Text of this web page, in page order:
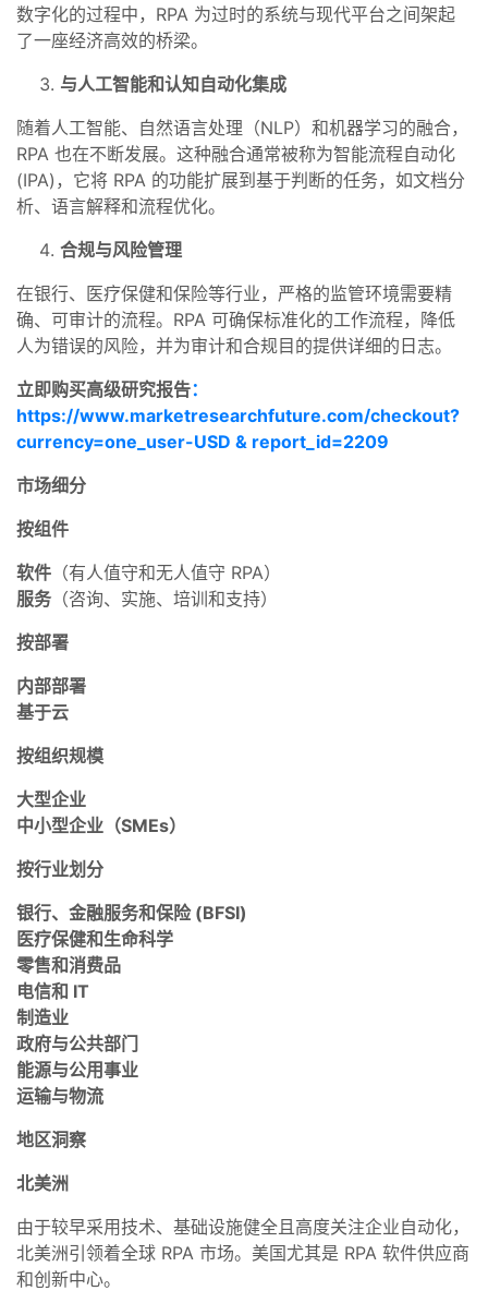
数字化的过程中，RPA 为过时的系统与现代平台之间架起
了一座经济高效的桥梁。
与人工智能和认知自动化集成
随着人工智能、自然语言处理（NLP）和机器学习的融合，
RPA 也在不断发展。这种融合通常被称为智能流程自动化
(IPA)，它将 RPA 的功能扩展到基于判断的任务，如文档分
析、语言解释和流程优化。
合规与风险管理
在银行、医疗保健和保险等行业，严格的监管环境需要精
确、可审计的流程。RPA 可确保标准化的工作流程，降低
人为错误的风险，并为审计和合规目的提供详细的日志。
立即购买高级研究报告：
https://www.marketresearchfuture.com/checkout?
currency=one_user-USD & report_id=2209
市场细分
按组件
软件 （有人值守和无人值守 RPA）
服务 （咨询、实施、培训和支持）
按部署
内部部署
基于云
按组织规模
大型企业
中小型企业（SMEs）
按行业划分
银行、金融服务和保险 (BFSI)
医疗保健和生命科学
零售和消费品
电信和 IT
制造业
政府与公共部门
能源与公用事业
运输与物流
地区洞察
北美洲
由于较早采用技术、基础设施健全且高度关注企业自动化，
北美洲引领着全球 RPA 市场。美国尤其是 RPA 软件供应商
和创新中心。